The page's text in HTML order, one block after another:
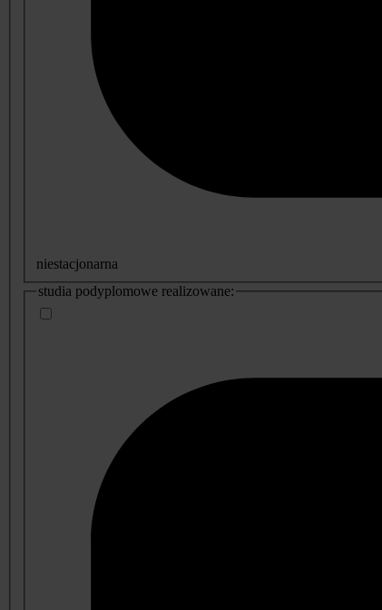
niestacjonarna
studia podyplomowe realizowane: